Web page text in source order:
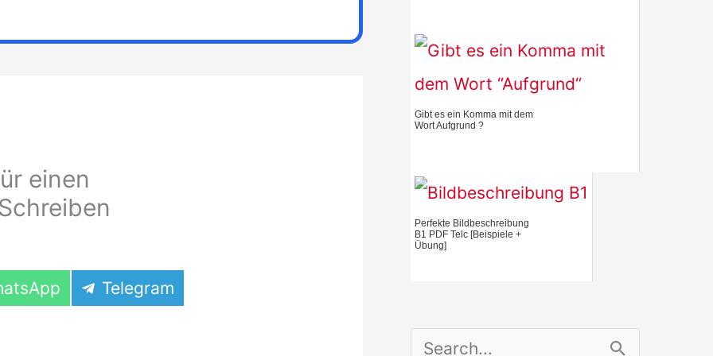
einen
Share
on
Telegram
o
r
Gibt es ein Komma mit dem
Wort Aufgrund ?
Perfekte Bildbeschreibung
B1 PDF Telc [Beispiele +
Übung]